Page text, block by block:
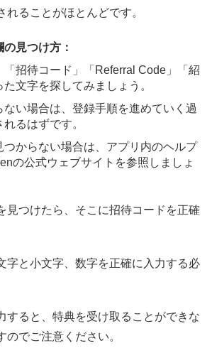
れることがほとんどです。
見つけ方：
「招待コード」「Referral Code」「紹
文字を探してみましょう。
ない場合は、登録手順を進めていく過
るはずです。
つからない場合は、アプリ内のヘルプ
の公式ウェブサイトを参照しましょ
見つけたら、そこに招待コードを正確
字と小文字、数字を正確に入力する必
すると、特典を受け取ることができな
のでご注意ください。